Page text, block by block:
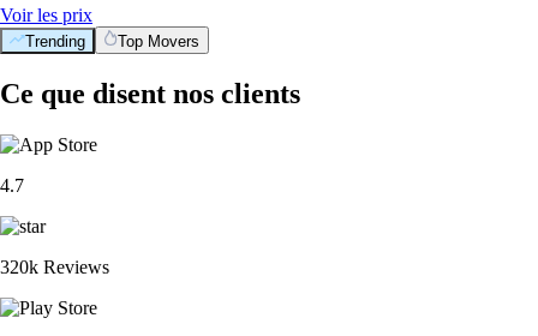
Voir les prix
Trending Top Movers
Ce que disent nos clients
4.7
320k Reviews